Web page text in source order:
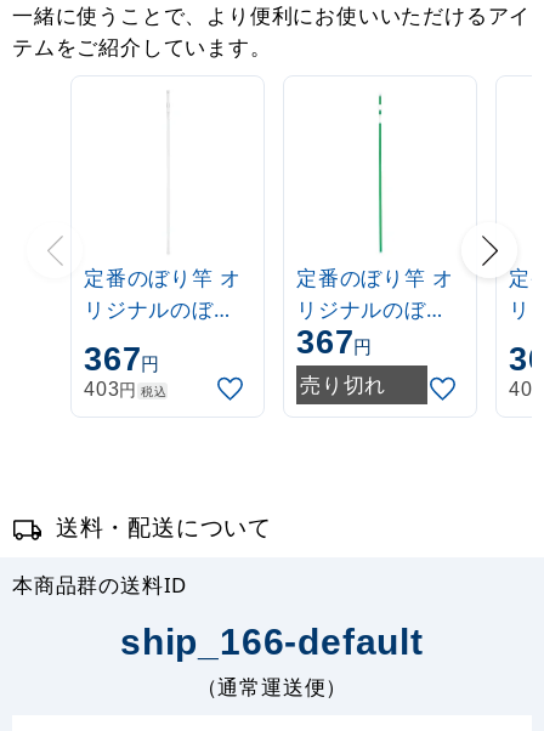
一緒に使うことで、より便利にお使いいただけるアイ
テムをご紹介しています。
定番のぼり竿 オ
リジナルのぼり
ポール 1.6～3m
伸縮式 白
(30537***)
367円
403円 税込
定番のぼり竿 オ
リジナルのぼり
ポール 1.6～3m
伸縮式 緑
(30537GRN)
367円
売り切れ
定
リ
ポ
伸
403
送料・配送について
本商品群の送料ID
ship_166-default
（通常運送便）